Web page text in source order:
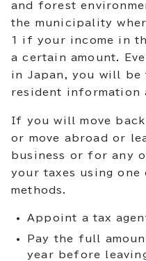
and forest
the municipality
1 if your income in
a certain amount.
in Japan, you will be
resident information
If you will move
or move abroad or
business or for any
your taxes using
methods.
Appoint a tax
Pay the full
year before